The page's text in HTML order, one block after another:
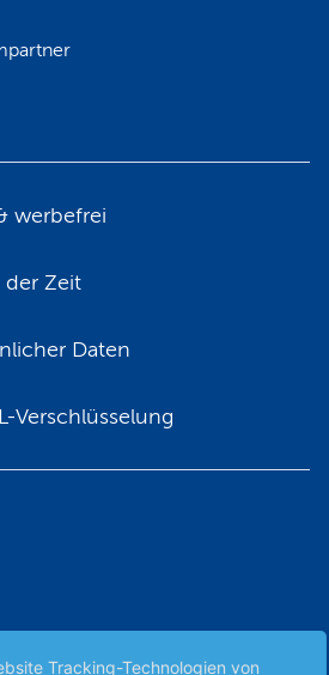
werbefrei
der Zeit
Daten
Verschlüsselung
Tracking-Technologien von